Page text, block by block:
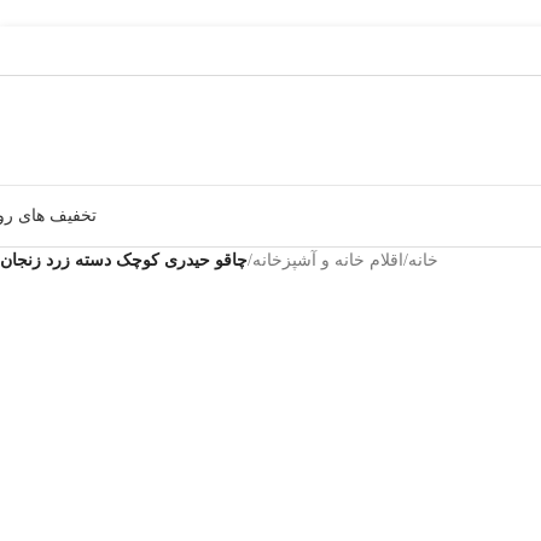
تخفیف های
خانه/ اقلام خانه و آشپزخانه/چاقو حیدری کوچک دسته زرد زنجان